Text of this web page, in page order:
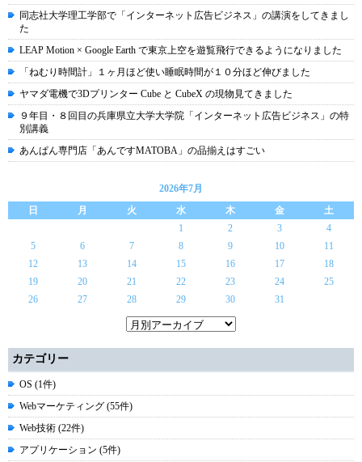
同志社大学理工学部で「インターネット広告ビジネス」の講演をしてきまし
た
LEAP Motion × Google Earth で東京上空を遊覧飛行できるようになりました
「ねむり時間計」１ヶ月ほど使い睡眠時間が１０分ほど伸びました
ヤマダ電機で3Dプリンター Cube と CubeX の現物見てきました
９年目・８回目の兵庫県立大学大学院「インターネット広告ビジネス」の特
別講義
あんぱん専門店「あんですMATOBA」の品揃えはすごい
2026年7月
日
月 火 水 木 金
土
1
2 3
4
5
6 7 8 9 10
11
12
13 14 15 16 17
18
19
20 21 22 23 24
25
26
27 28 29 30 31
カテゴリー
OS (1件)
Webマーケティング (55件)
Web技術 (22件)
アプリケーション (5件)